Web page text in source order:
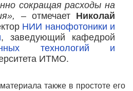
сокращая расходы на
– отмечает Николай
НИИ нанофотоники и
, заведующий кафедрой
технологий и
ИТМО.
также в простоте его